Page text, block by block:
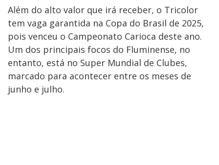
Além do alto valor que irá receber, o Tricolor
tem vaga garantida na Copa do Brasil de 2025,
pois venceu o Campeonato Carioca deste ano.
Um dos principais focos do Fluminense, no
entanto, está no Super Mundial de Clubes,
marcado para acontecer entre os meses de
junho e julho.